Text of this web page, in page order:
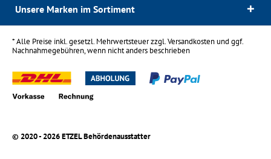
Unsere Marken im Sortiment
* Alle Preise inkl. gesetzl. Mehrwertsteuer zzgl.Versandkostenund ggf.
Nachnahmegebühren, wenn nicht anders beschrieben
© 2020 - 2026 ETZEL Behördenausstatter